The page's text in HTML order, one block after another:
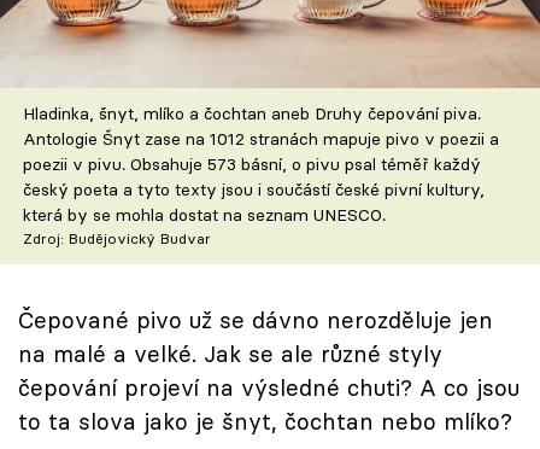
Recepty z TV
Speciál: Cuketa
Těhotnej kuchař
Sledujte prima+
Přihlášení
Sledujte nás
Hladinka, šnyt, mlíko a čochtan aneb Druhy čepování piva.
Antologie Šnyt zase na 1012 stranách mapuje pivo v poezii a
poezii v pivu. Obsahuje 573 básní, o pivu psal téměř každý
český poeta a tyto texty jsou i součástí české pivní kultury,
která by se mohla dostat na seznam UNESCO.
Zdroj: Budějovický Budvar
Čepované pivo už se dávno nerozděluje jen
na malé a velké. Jak se ale různé styly
čepování projeví na výsledné chuti? A co jsou
to ta slova jako je šnyt, čochtan nebo mlíko?